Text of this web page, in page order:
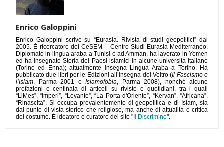
Enrico Galoppini
Enrico Galoppini scrive su “Eurasia. Rivista di studi geopolitici” dal
2005. È ricercatore del CeSEM – Centro Studi Eurasia-Mediterraneo.
Diplomato in lingua araba a Tunisi e ad Amman, ha lavorato in Yemen
ed ha insegnato Storia dei Paesi islamici in alcune università italiane
(Torino ed Enna); attualmente insegna Lingua Araba a Torino. Ha
pubblicato due libri per le Edizioni all’insegna del Veltro (Il Fascismo e
l’Islam, Parma 2001 e Islamofobia, Parma 2008), nonché alcune
prefazioni e centinaia di articoli su riviste e quotidiani, tra i quali
“LiMes”, “Imperi”, “Levante”, “La Porta d'Oriente”, “Kervàn”, “Africana”,
“Rinascita”. Si occupa prevalentemente di geopolitica e di Islam, sia
dal punto di vista storico che religioso, ma anche di attualità e critica
del costume. È ideatore e curatore del sito " Il Discrimine".